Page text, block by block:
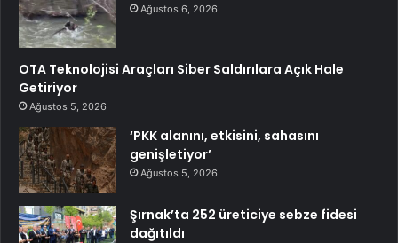
Ağustos 6, 2026
OTA Teknolojisi Araçları Siber Saldırılara Açık Hale
Getiriyor
Ağustos 5, 2026
‘PKK alanını, etkisini, sahasını
genişletiyor’
Ağustos 5, 2026
Şırnak’ta 252 üreticiye sebze fidesi
dağıtıldı